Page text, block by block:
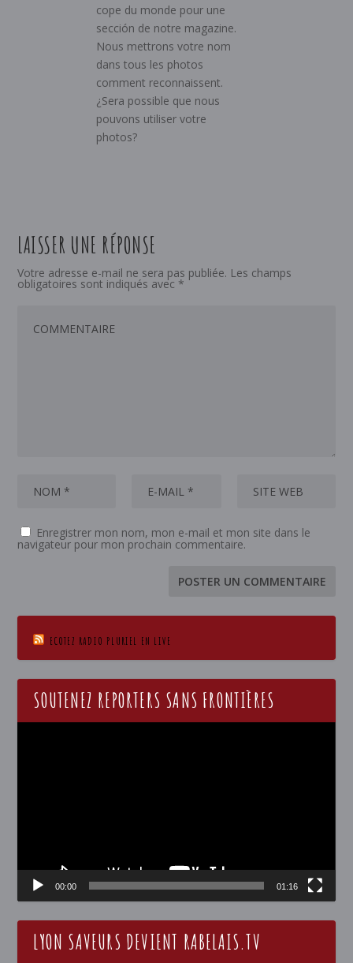
cope du monde pour une
sección de notre magazine.
Nous mettrons votre nom
dans tous les photos
comment reconnaissent.
¿Sera possible que nous
pouvons utiliser votre
photos?
LAISSER UNE RÉPONSE
Votre adresse e-mail ne sera pas publiée. Les champs
obligatoires sont indiqués avec *
Enregistrer mon nom, mon e-mail et mon site dans le
navigateur pour mon prochain commentaire.
ECOTEZ RADIO PLURIEL EN LIVE
SOUTENEZ REPORTERS SANS FRONTIÈRES
00:00 01:16
LYON SAVEURS DEVIENT RABELAIS.TV